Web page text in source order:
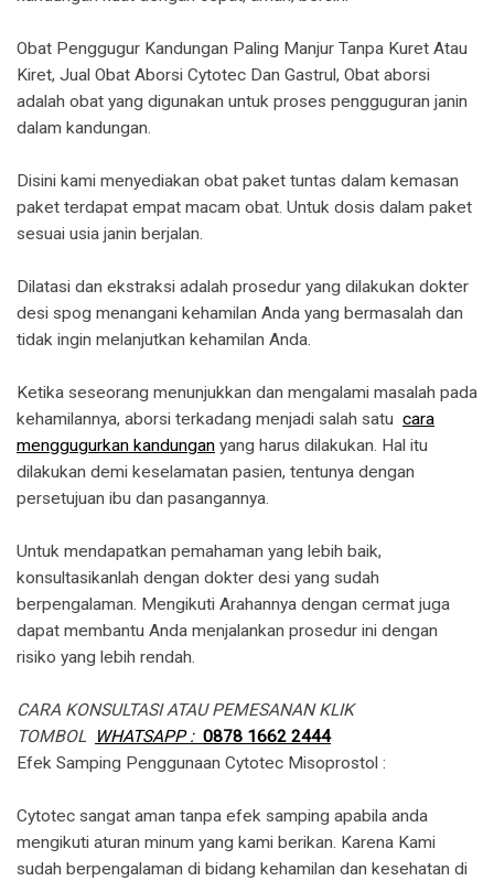
Obat Penggugur Kandungan Paling Manjur Tanpa Kuret Atau
Kiret, Jual Obat Aborsi Cytotec Dan Gastrul, Obat aborsi
adalah obat yang digunakan untuk proses pengguguran janin
dalam kandungan.
Disini kami menyediakan obat paket tuntas dalam kemasan
paket terdapat empat macam obat. Untuk dosis dalam paket
sesuai usia janin berjalan.
Dilatasi dan ekstraksi adalah prosedur yang dilakukan dokter
desi spog menangani kehamilan Anda yang bermasalah dan
tidak ingin melanjutkan kehamilan Anda.
Ketika seseorang menunjukkan dan mengalami masalah pada
kehamilannya, aborsi terkadang menjadi salah satu cara
menggugurkan kandungan yang harus dilakukan. Hal itu
dilakukan demi keselamatan pasien, tentunya dengan
persetujuan ibu dan pasangannya.
Untuk mendapatkan pemahaman yang lebih baik,
konsultasikanlah dengan dokter desi yang sudah
berpengalaman. Mengikuti Arahannya dengan cermat juga
dapat membantu Anda menjalankan prosedur ini dengan
risiko yang lebih rendah.
CARA KONSULTASI ATAU PEMESANAN KLIK
TOMBOL
WHATSAPP : 0878 1662 2444
​Efek Samping Penggunaan Cytotec Misoprostol :
Cytotec sangat aman tanpa efek samping apabila anda
mengikuti aturan minum yang kami berikan. Karena Kami
sudah berpengalaman di bidang kehamilan dan kesehatan di